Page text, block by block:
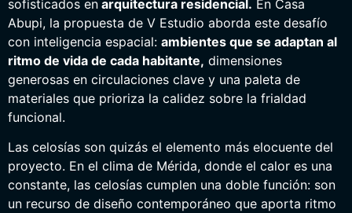
sofisticados en arquitectura residencial. En Casa
Abupi, la propuesta de V Estudio aborda este desafío
con inteligencia espacial: ambientes que se adaptan al
ritmo de vida de cada habitante, dimensiones
generosas en circulaciones clave y una paleta de
materiales que prioriza la calidez sobre la frialdad
funcional.
Las celosías son quizás el elemento más elocuente del
proyecto. En el clima de Mérida, donde el calor es una
constante, las celosías cumplen una doble función: son
un recurso de diseño contemporáneo que aporta ritmo